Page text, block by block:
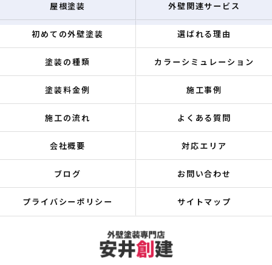
屋根塗装 外壁関連サービス
初めての外壁塗装 選ばれる理由
塗装の種類 カラーシミュレーション
塗装料金例 施工事例
施工の流れ よくある質問
会社概要 対応エリア
ブログ お問い合わせ
プライバシーポリシー サイトマップ